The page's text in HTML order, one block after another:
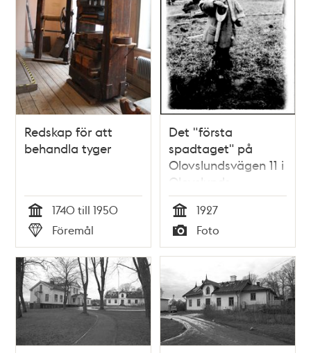
Redskap för att
behandla tyger
Tid
1740 till 1950
Typ
Föremål
Det "första
spadtaget" på
Olovslundsvägen 11 i
Olovslunds
småstugeområde
Tid
1927
Typ
Foto